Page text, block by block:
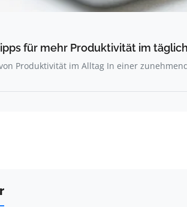
für mehr Produktivität im
Produktivität im Alltag In einer